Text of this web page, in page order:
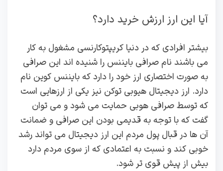
آیا این ارز ارزش خرید دارد؟
بیشتر افرادی که در دنیا کریپتوکارنسی مشغول به کار
می‌ باشند نام صرافی بایننس را شنیده اند این صرافی
به صورت اختصاری ارز خود را دارد که بایننس کوین نام
دارد. ارز دیجیتال هیوبی توکن نیز یکی از ارزهایی است
که توسط صرافی‌ هوبی حمایت می شود و می توان
گفت که با توجه به قدیمی بودن این صرافی و ضمانت
آن ها در قبال پول مردم این ارز دیجیتال می‌ تواند رشد
خوبی کند و نسبت به اعتمادی که از سوی مردم دارد
بیش از پیش قوی تر شود.